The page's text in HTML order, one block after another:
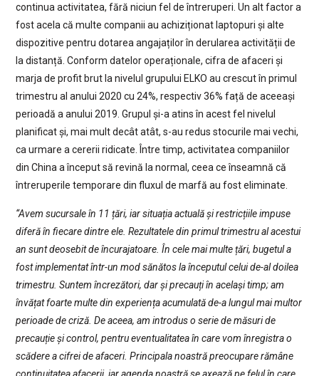
continua activitatea, fără niciun fel de întreruperi. Un alt factor a
fost acela că multe companii au achiziționat laptopuri și alte
dispozitive pentru dotarea angajaților în derularea activității de
la distanță. Conform datelor operaționale, cifra de afaceri și
marja de profit brut la nivelul grupului ELKO au crescut în primul
trimestru al anului 2020 cu 24%, respectiv 36% față de aceeași
perioadă a anului 2019. Grupul și-a atins în acest fel nivelul
planificat și, mai mult decât atât, s-au redus stocurile mai vechi,
ca urmare a cererii ridicate. Între timp, activitatea companiilor
din China a început să revină la normal, ceea ce înseamnă că
întreruperile temporare din fluxul de marfă au fost eliminate.
“Avem sucursale în 11 țări, iar situația actuală și restricțiile impuse
diferă în fiecare dintre ele. Rezultatele din primul trimestru al acestui
an sunt deosebit de încurajatoare. În cele mai multe țări, bugetul a
fost implementat într-un mod sănătos la începutul celui de-al doilea
trimestru. Suntem încrezători, dar și precauți în același timp; am
învățat foarte multe din experiența acumulată de-a lungul mai multor
perioade de criză. De aceea, am introdus o serie de măsuri de
precauție și control, pentru eventualitatea în care vom înregistra o
scădere a cifrei de afaceri. Principala noastră preocupare rămâne